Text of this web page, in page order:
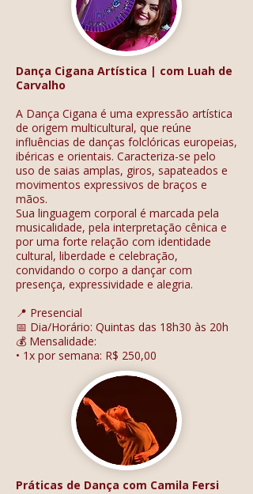
Dança Cigana Artística | com Luah de
Carvalho
A Dança Cigana é uma expressão artística
de origem multicultural, que reúne
influências de danças folclóricas europeias,
ibéricas e orientais. Caracteriza-se pelo
uso de saias amplas, giros, sapateados e
movimentos expressivos de braços e
mãos.
Sua linguagem corporal é marcada pela
musicalidade, pela interpretação cênica e
por uma forte relação com identidade
cultural, liberdade e celebração,
convidando o corpo a dançar com
presença, expressividade e alegria.
📍 Presencial
📅 Dia/Horário: Quintas das 18h30 às 20h
💰 Mensalidade:
• 1x por semana: R$ 250,00
Práticas de Dança com Camila Fersi